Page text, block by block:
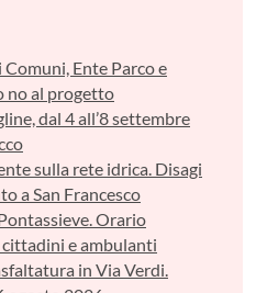
Ente Parco e
no al progetto
dal 4 all’8 settembre
sulla rete idrica. Disagi
a San Francesco
Orario
e ambulanti
in Via Verdi.